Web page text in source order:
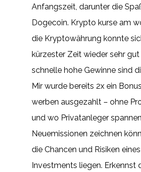
Anfangszeit, darunter die
Dogecoin. Krypto kurse am
die Kryptowährung konnte
kürzester Zeit wieder sehr gut
schnelle hohe Gewinne sind
Mir wurde bereits 2x ein
werben ausgezahlt – ohne
und wo Privatanleger
Neuemissionen zeichnen
die Chancen und Risiken
Investments liegen. Erkennst